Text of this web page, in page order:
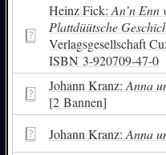
Heinz Fick: An’n Enn
Plattdüütsche
Verlagsgesellschaft
ISBN 3-920709-47-0
Johann Kranz: Anna
[2 Bannen]
Johann Kranz: Anna